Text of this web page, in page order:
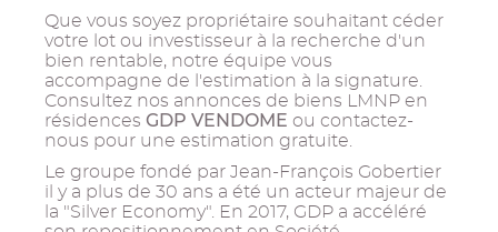
Que vous soyez propriétaire souhaitant céder
votre lot ou investisseur à la recherche d'un
bien rentable, notre équipe vous
accompagne de l'estimation à la signature.
Consultez nos annonces de biens LMNP en
résidences GDP VENDOME ou contactez-
nous pour une estimation gratuite.
Le groupe fondé par Jean-François Gobertier
il y a plus de 30 ans a été un acteur majeur de
la "Silver Economy". En 2017, GDP a accéléré